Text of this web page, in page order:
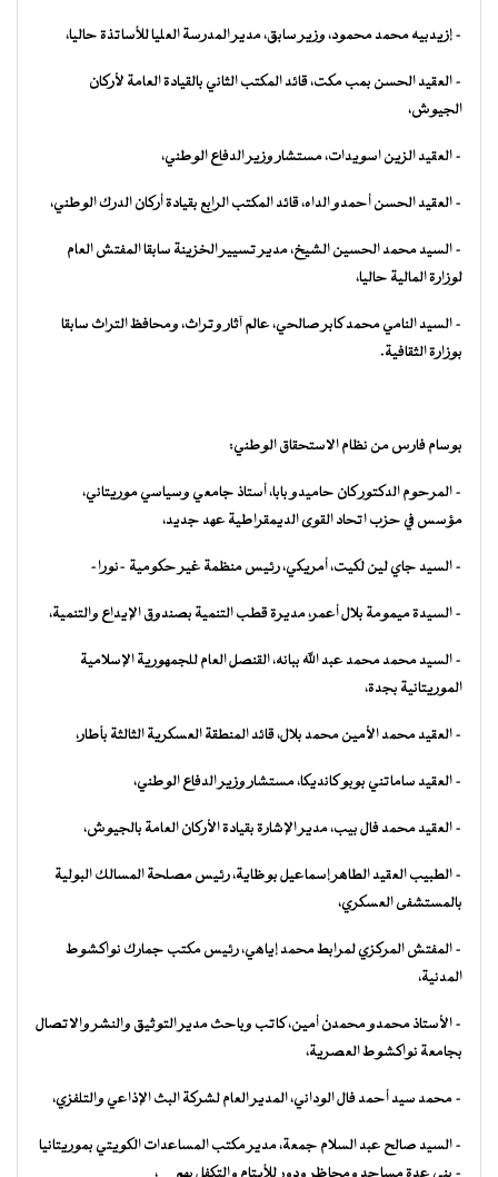
– إزيدبيه محمد محمود، وزير سابق، مدير المدرسة العليا للأساتذة حاليا،
– العقيد الحسن بمب مكت، قائد المكتب الثاني بالقيادة العامة لأركان
الجيوش،
– العقيد الزين اسويدات، مستشار وزير الدفاع الوطني،
– العقيد الحسن أحمدو الداه، قائد المكتب الرابع بقيادة أركان الدرك الوطني،
– السيد محمد الحسين الشيخ، مدير تسيير الخزينة سابقا المفتش العام
لوزارة المالية حاليا،
– السيد النامي محمد كابر صالحي، عالم آثار وتراث، ومحافظ التراث سابقا
بوزارة الثقافية.
بوسام فارس من نظام الاستحقاق الوطني:
– المرحوم الدكتور كان حاميدو بابا، أستاذ جامعي وسياسي موريتاني،
مؤسس في حزب اتحاد القوى الديمقراطية عهد جديد،
– السيد جاي لين لكيت، أمريكي، رئيس منظمة غير حكومية –نورا-
– السيدة ميمومة بلال أعمر، مديرة قطب التنمية بصندوق الإيداع والتنمية،
– السيد محمد محمد عبد الله ببانه، القنصل العام للجمهورية الإسلامية
الموريتانية بجدة،
– العقيد محمد الأمين محمد بلال، قائد المنطقة العسكرية الثالثة بأطار،
– العقيد ساماتني بوبو كانديكا، مستشار وزير الدفاع الوطني،
– العقيد محمد فال بيب، مدير الإشارة بقيادة الأركان العامة بالجيوش،
– الطبيب العقيد الطاهر إسماعيل بوظاية، رئيس مصلحة المسالك البولية
بالمستشفى العسكري،
– المفتش المركزي لمرابط محمد إياهي، رئيس مكتب جمارك نواكشوط
المدنية،
– الأستاذ محمدو محمدن أمين، كاتب وباحث مدير التوثيق والنشر والاتصال
بجامعة نواكشوط العصرية،
– محمد سيد أحمد فال الوداني، المدير العام لشركة البث الإذاعي والتلفزي،
– السيد صالح عبد السلام جمعة، مدير مكتب المساعدات الكويتي بموريتانيا